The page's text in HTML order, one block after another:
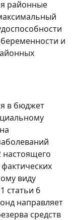
районные
и
в бюджет
настоящего
виду
статьи 6
направляет
средств